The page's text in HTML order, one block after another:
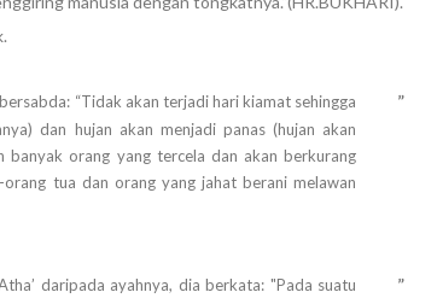
bersabda: “Tidak akan terjadi hari kiamat sehingga
dan hujan akan menjadi panas (hujan akan
banyak orang yang tercela dan akan berkurang
tua dan orang yang jahat berani melawan
”
daripada ayahnya, dia berkata: "Pada suatu
”